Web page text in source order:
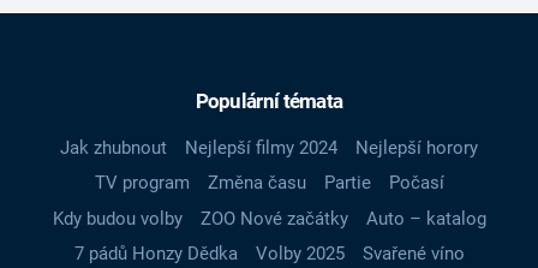
Populární témata
Jak zhubnout Nejlepší filmy 2024
Nejlepší horory
TV program
Změna času Partie
Počasí
Kdy budou volby
ZOO Nové začátky
Auto – katalog
7 pádů Honzy Dědka
Volby 2025
Svařené víno